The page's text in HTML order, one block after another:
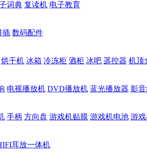
词典 复读机 电子教育
插 数码配件
烘干机 冰箱 冷冻柜 酒柜 冰吧 遥控器 机顶
电视播放机 DVD播放机 蓝光播放器 影
手柄 方向盘 游戏机贴膜 游戏机电池 游
耳放一体机